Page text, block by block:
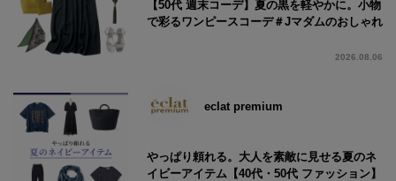
【50代 週末コーデ】夏の黒を軽やかに。小物
で彩るワンピースコーデ＃Jマダムのおしゃれ
2026.08.06
eclat premium
やっぱり頼れる。大人を素敵に見せる夏のネ
イビーアイテム【40代・50代 ファッション】